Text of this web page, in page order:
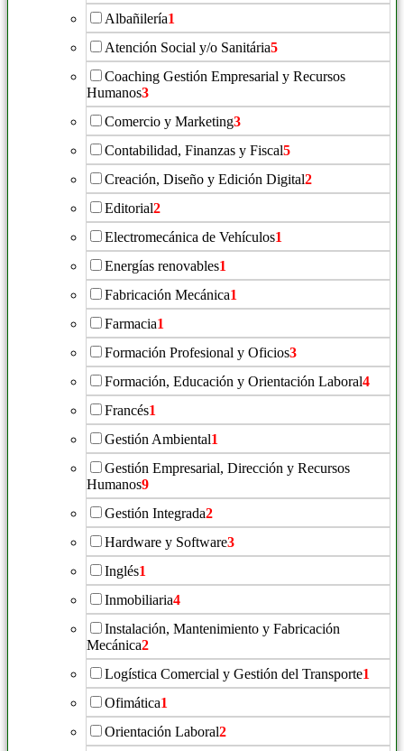
Albañilería1
Atención Social y/o Sanitária5
Coaching Gestión Empresarial y Recursos
Humanos3
Comercio y Marketing3
Contabilidad, Finanzas y Fiscal5
Creación, Diseño y Edición Digital2
Editorial2
Electromecánica de Vehículos1
Energías renovables1
Fabricación Mecánica1
Farmacia1
Formación Profesional y Oficios3
Formación, Educación y Orientación Laboral4
Francés1
Gestión Ambiental1
Gestión Empresarial, Dirección y Recursos
Humanos9
Gestión Integrada2
Hardware y Software3
Inglés1
Inmobiliaria4
Instalación, Mantenimiento y Fabricación
Mecánica2
Logística Comercial y Gestión del Transporte1
Ofimática1
Orientación Laboral2